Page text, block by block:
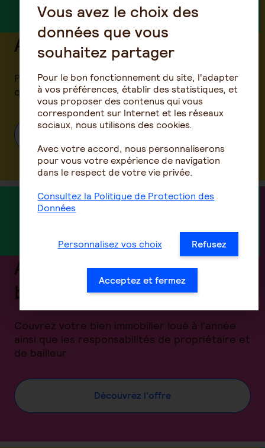
Assurance habitation
Protégez votre logement et vos équipements,
que vous soyez locataire ou propriétaire
Assurance propriétaire
bailleur
Couvrez votre bien immobilier loué à l'année
ainsi que les responsabilités de propriétaire et
de bailleur
Découvrez l'offre
Vous avez le choix des
données que vous
souhaitez partager
Pour le bon fonctionnement du site, l'adapter
à vos préférences, établir des statistiques, et
vous proposer des contenus qui vous
correspondent sur Internet et les réseaux
sociaux, nous utilisons des cookies.
Avec votre accord, nous personnaliserons
pour vous votre expérience de navigation
dans le respect de votre vie privée.
Consultez la Politique de Protection des
Données
Personnalisez vos choix Refusez
Acceptez et fermez